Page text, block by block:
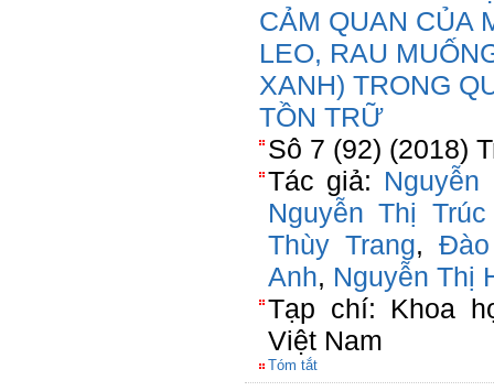
CẢM QUAN CỦA
LEO, RAU
XANH) TRONG
TỒN TRỮ
Sô 7 (92) (2018)
Tác giả: Nguyễn
Nguyễn Thị Trúc
Thùy Trang,
Anh, Nguyễn Thị
Tạp chí: Khoa
Việt Nam
Tóm tắt